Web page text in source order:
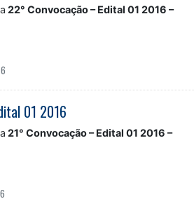
22° Convocação – Edital 01 2016 –
01 2016
21° Convocação – Edital 01 2016 –